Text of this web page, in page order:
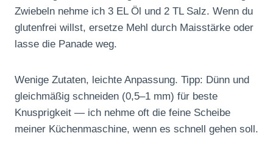
Zwiebeln nehme ich 3 EL Öl und 2 TL Salz. Wenn du
glutenfrei willst, ersetze Mehl durch Maisstärke oder
lasse die Panade weg.
Wenige Zutaten, leichte Anpassung. Tipp: Dünn und
gleichmäßig schneiden (0,5–1 mm) für beste
Knusprigkeit — ich nehme oft die feine Scheibe
meiner Küchenmaschine, wenn es schnell gehen soll.